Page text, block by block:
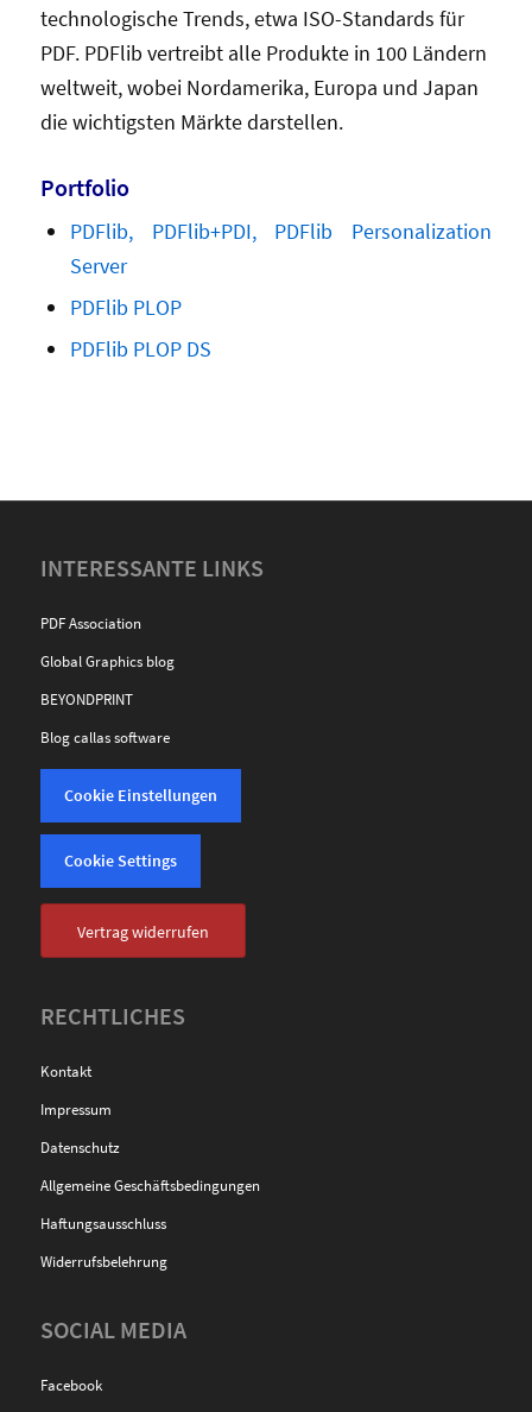
technologische Trends, etwa ISO-Standards für
PDF. PDFlib vertreibt alle Produkte in 100 Ländern
weltweit, wobei Nordamerika, Europa und Japan
die wichtigsten Märkte darstellen.
Portfolio
PDFlib, PDFlib+PDI, PDFlib Personalization
Server
PDFlib PLOP
PDFlib PLOP DS
INTERESSANTE LINKS
PDF Association
Global Graphics blog
BEYONDPRINT
Blog callas software
Cookie Einstellungen
Cookie Settings
Vertrag widerrufen
RECHTLICHES
Kontakt
Impressum
Datenschutz
Allgemeine Geschäftsbedingungen
Haftungsausschluss
Widerrufsbelehrung
SOCIAL MEDIA
Facebook